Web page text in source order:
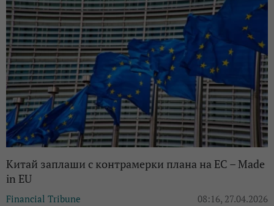
Китай заплаши с контрамерки плана на ЕС – Made
in EU
Financial Tribune 08:16, 27.04.2026